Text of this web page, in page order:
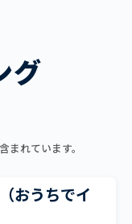
グ
まれています。
おうちでイ